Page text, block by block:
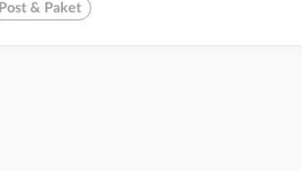
Post & Paket